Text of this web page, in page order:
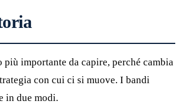
più importante da capire, perché cambia
con cui ci si muove. I bandi
in due modi.